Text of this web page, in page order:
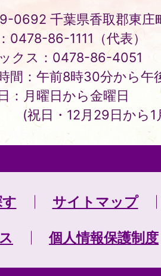
0692 千葉県香取郡東庄
0478-86-1111（代表）
クス：0478-86-4051
間：午前8時30分から午
：月曜日から金曜日
(祝日・12月29日から
サイトマップ
個人情報保護制度